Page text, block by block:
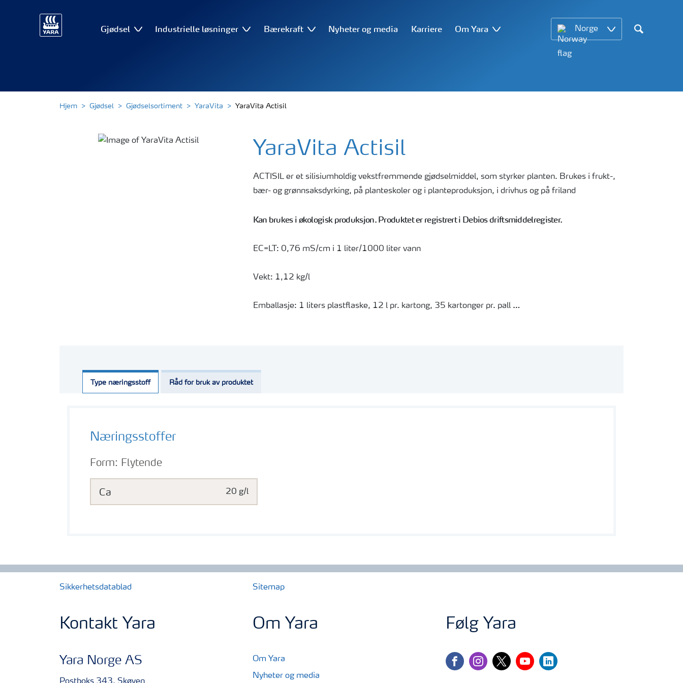
Gjødsel Industrielle løsninger Bærekraft Nyheter og media Karriere Om Yara Norge
Search
Hjem Gjødsel Gjødselsortiment YaraVita YaraVita Actisil
YaraVita Actisil
ACTISIL er et silisiumholdig vekstfremmende gjødselmiddel, som styrker planten. Brukes i frukt-,
bær- og grønnsaksdyrking, på planteskoler og i planteproduksjon, i drivhus og på friland
Kan brukes i økologisk produksjon. Produktet er registrert i Debios driftsmiddelregister.
EC=LT: 0,76 mS/cm i 1 liter/1000 liter vann
Vekt: 1,12 kg/l
Emballasje: 1 liters plastflaske, 12 l pr. kartong, 35 kartonger pr. pall
Abiotisk (fysiologisk) motstandskraft
Actisil minsker fordampning og reduserer dermed antall vanninger. Silisium øker plantenes
UV-strålinig. Det øker plantenes vinterherdighet med forminsket plantestress som følge.
· Gir friske og motstandsdygtige planter mot sopp- og insektangrep.
Type næringsstoff Råd for bruk av produktet
Næringsstoffer
Ca 20 g/l
Form: Flytende
Sikkerhetsdatablad Sitemap
Kontakt Yara
Yara Norge AS
Om Yara
Om Yara
Nyheter og media
Følg Yara
facebookinstagram
twitteryoutubelinkedin